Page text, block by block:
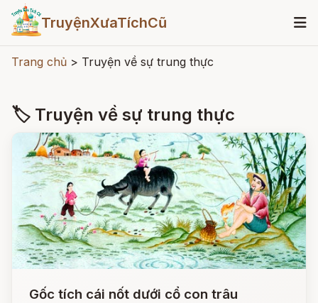
TruyệnXưaTíchCũ
Trang chủ > Truyện về sự trung thực
🏷 Truyện về sự trung thực
Gốc tích cái nốt dưới cổ con trâu